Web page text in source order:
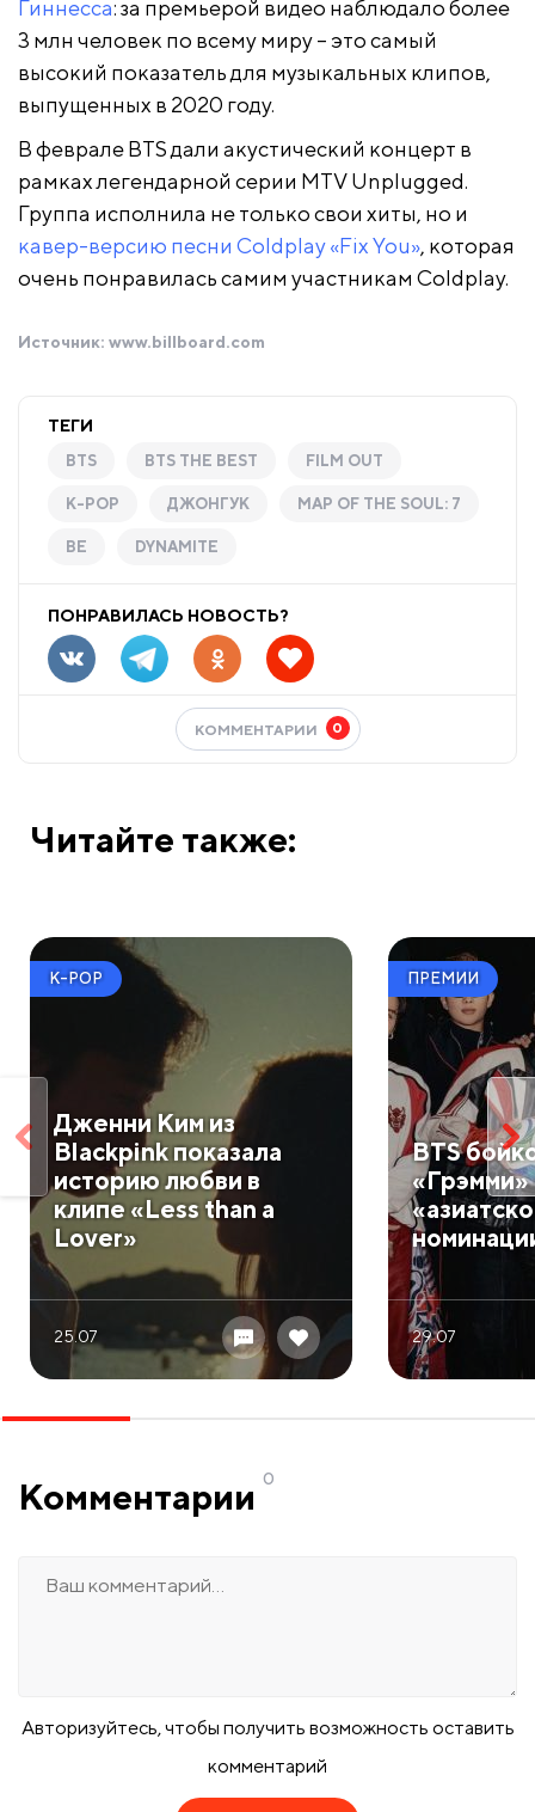
Гиннесса: за премьерой видео наблюдало более
3 млн человек по всему миру – это самый
высокий показатель для музыкальных клипов,
выпущенных в 2020 году.
В феврале BTS дали акустический концерт в
рамках легендарной серии MTV Unplugged.
Группа исполнила не только свои хиты, но и
кавер-версию песни Coldplay «Fix You», которая
очень понравилась самим участникам Coldplay.
Источник: www.billboard.com
ТЕГИ
BTS BTS THE BEST FILM OUT
K-POP ДЖОНГУК MAP OF THE SOUL: 7
BE DYNAMITE
ПОНРАВИЛАСЬ НОВОСТЬ?
КОММЕНТАРИИ 0
Читайте также:
K-POP
Дженни Ким из
Blackpink показала
историю любви в
клипе «Less than a
Lover»
25.07
ПРЕМИИ
BTS
«Грэмми»
29.07
Комментарии 0
Авторизуйтесь, чтобы получить возможность оставить
комментарий